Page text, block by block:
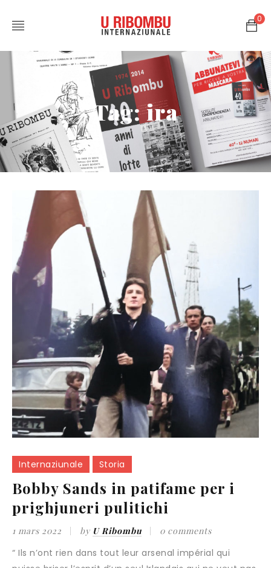
0
Tag: ira
Internaziunale Storia
Bobby Sands in patifame per i
prighjuneri pulitichi
1 mars 2022 by U Ribombu 0 comments
“ Ils n’ont rien dans tout leur arsenal impérial qui